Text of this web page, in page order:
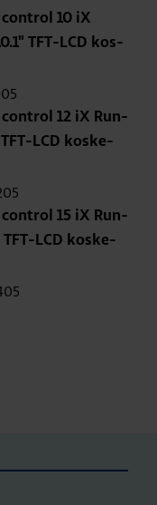
10 iX
TFT-LCD kos­
12 iX Run­
TFT-LCD kos­ke­
15 iX Run­
TFT-LCD kos­ke­